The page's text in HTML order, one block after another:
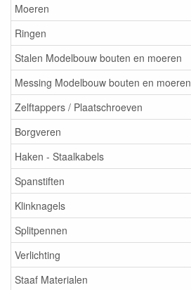
Moeren
Ringen
Stalen Modelbouw bouten en moeren
Messing Modelbouw bouten en moeren
Zelftappers / Plaatschroeven
Borgveren
Haken - Staalkabels
Spanstiften
Klinknagels
Splitpennen
Verlichting
Staaf Materialen